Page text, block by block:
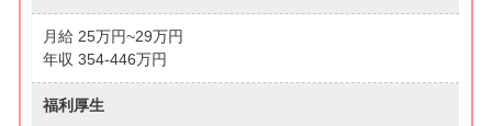
月給 25万円~29万円
年収 354-446万円
福利厚生